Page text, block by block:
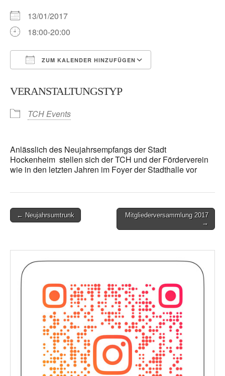
13/01/2017
18:00-20:00
ZUM KALENDER HINZUFÜGEN
VERANSTALTUNGSTYP
TCH Events
Anlässlich des Neujahrsempfangs der Stadt
Hockenheim stellen sich der TCH und der Förderverein
wie in den letzten Jahren im Foyer der Stadthalle vor
Post← Neujahrsumtrunk
Mitgliederversammlung 2017
→